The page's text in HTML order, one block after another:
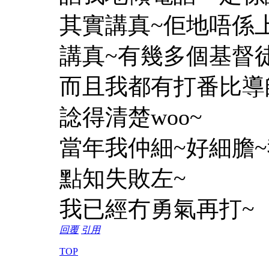
其實講真~佢地唔係
講真~有幾多個基督
而且我都有打番比
諗得清楚woo~
當年我仲細~好細膽
點知失敗左~
我已經冇勇氣再打~
回覆 引用
TOP